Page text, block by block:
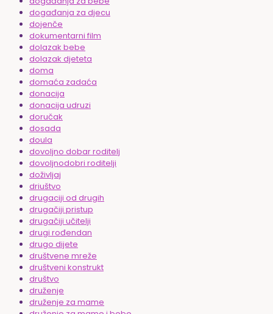
događanja za djecu
dojenče
dokumentarni film
dolazak bebe
dolazak djeteta
doma
domaća zadaća
donacija
donacija udruzi
doručak
dosada
doula
dovoljno dobar roditelj
dovoljnodobri roditelji
doživljaj
driuštvo
drugaciji od drugih
drugačiji pristup
drugačiji učitelji
drugi rođendan
drugo dijete
društvene mreže
društveni konstrukt
društvo
druženje
druženje za mame